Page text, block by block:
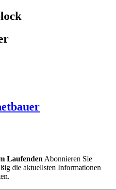
Laufenden Abonnieren Sie
die aktuellsten Informationen